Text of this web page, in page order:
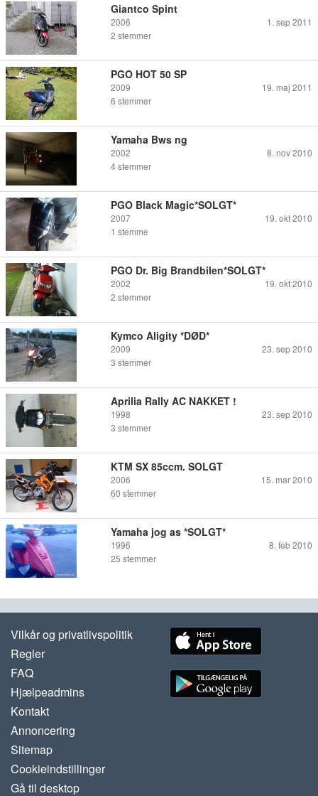
Giantco Spint
2006
1. sep 2011
2 stemmer
PGO HOT 50 SP
2009
19. maj 2011
6 stemmer
Yamaha Bws ng
2002
8. nov 2010
4 stemmer
PGO Black Magic*SOLGT*
2007
19. okt 2010
1 stemme
PGO Dr. Big Brandbilen*SOLGT*
2002
19. okt 2010
2 stemmer
Kymco Aligity *DØD*
2009
23. sep 2010
3 stemmer
Aprilia Rally AC NAKKET !
1998
23. sep 2010
3 stemmer
KTM SX 85ccm. SOLGT
2006
15. mar 2010
60 stemmer
Yamaha jog as *SOLGT*
1996
8. feb 2010
25 stemmer
Vilkår og privatlivspolitik
Regler
FAQ
Hjælpeadmins
Kontakt
Annoncering
Sitemap
Cookieindstillinger
Gå til desktop